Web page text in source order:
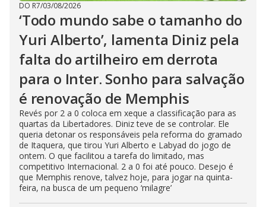
DO R7/03/08/2026
‘Todo mundo sabe o tamanho do
Yuri Alberto’, lamenta Diniz pela
falta do artilheiro em derrota
para o Inter. Sonho para salvação
é renovação de Memphis
Revés por 2 a 0 coloca em xeque a classificação para as
quartas da Libertadores. Diniz teve de se controlar. Ele
queria detonar os responsáveis pela reforma do gramado
de Itaquera, que tirou Yuri Alberto e Labyad do jogo de
ontem. O que facilitou a tarefa do limitado, mas
competitivo Internacional. 2 a 0 foi até pouco. Desejo é
que Memphis renove, talvez hoje, para jogar na quinta-
feira, na busca de um pequeno ‘milagre’